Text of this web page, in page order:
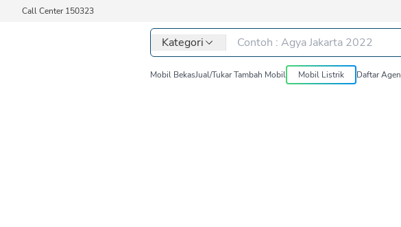
Call Center 150323
Kategori
Mobil BekasJual/Tukar Tambah Mobil Mobil Listrik Daftar Agen